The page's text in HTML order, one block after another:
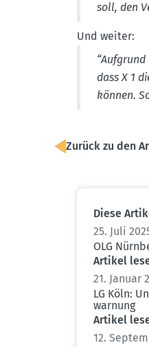
soll, den
Und weiter:
dass X 1
können.
Zurück zu den
Diese
25. Juli
OLG
Artikel
21. Januar
LG Köln:
warnung
Artikel
12.